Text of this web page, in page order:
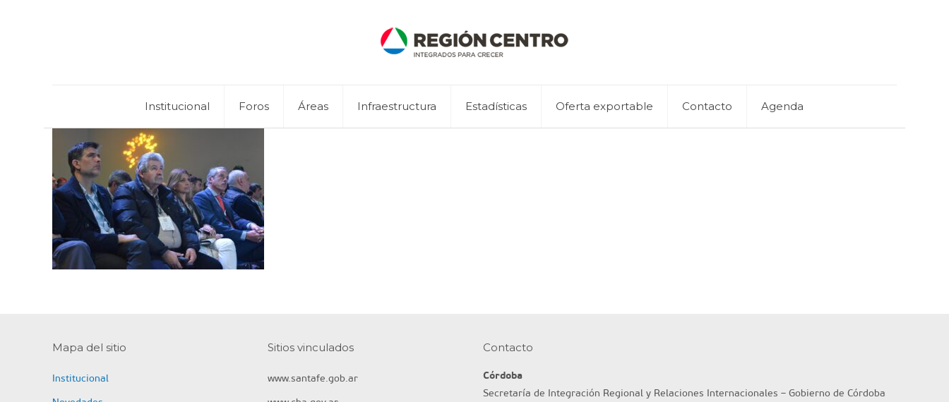
Institucional Foros Áreas Infraestructura Estadísticas Oferta exportable Contacto Agenda
Mapa del sitio
Institucional
Sitios vinculados
www.santafe.gob.ar
Contacto
Córdoba
Secretaría de Integración Regional y Relaciones Internacionales – Gobierno de Córdoba